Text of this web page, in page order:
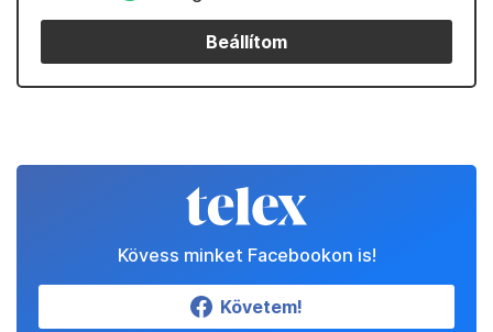
Beállítom
Kövess minket Facebookon is!
Követem!